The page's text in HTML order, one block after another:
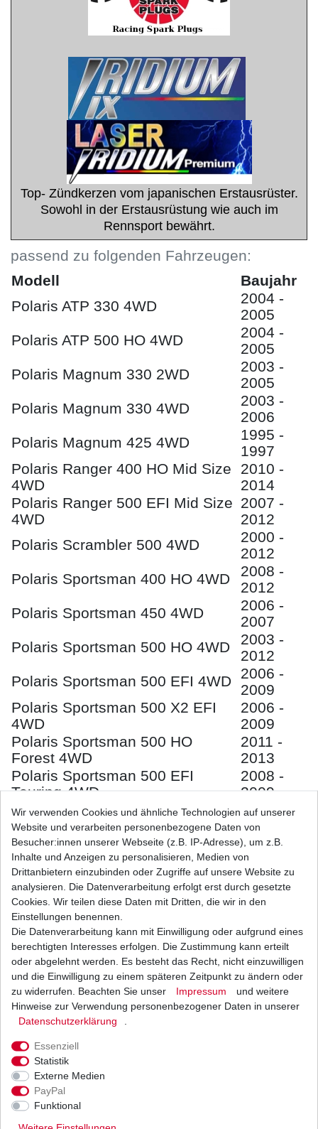
Top- Zündkerzen vom japanischen Erstausrüster.
Sowohl in der Erstausrüstung wie auch im
Rennsport bewährt.
passend zu folgenden Fahrzeugen:
Modell
Baujahr
Polaris ATP 330 4WD
2004 -
2005
Polaris ATP 500 HO 4WD
2004 -
2005
Polaris Magnum 330 2WD
2003 -
2005
Polaris Magnum 330 4WD
2003 -
2006
Polaris Magnum 425 4WD
1995 -
1997
Polaris Ranger 400 HO Mid Size
4WD
2010 -
2014
Polaris Ranger 500 EFI Mid Size
4WD
2007 -
2012
Polaris Scrambler 500 4WD
2000 -
2012
Polaris Sportsman 400 HO 4WD
2008 -
2012
Polaris Sportsman 450 4WD
2006 -
2007
Polaris Sportsman 500 HO 4WD
2003 -
2012
Polaris Sportsman 500 EFI 4WD
2006 -
2009
Polaris Sportsman 500 X2 EFI
4WD
2006 -
2009
Polaris Sportsman 500 HO
Forest 4WD
2011 -
2013
Polaris Sportsman 500 EFI
Touring 4WD
2008 -
2009
Polaris Sportsman 500 HO
Touring 4WD
2010 -
2012
Polaris Sportsman 550 XP 4WD
2009
Polaris Sportsman 550 4WD
2010 -
2012
Polaris Sportsman 550 X2 4WD
2010 -
Polaris Sportsman 550 XP EPS
4WD
2009
Polaris Sportsman 550 EPS 4WD 2010 -
2012
Polaris Sportsman 550 Forest
EPS 4WD
2012 -
2013
Polaris Sportsman 550 Touring
EPS 4WD
Polaris Trail Blazer 330 2WD
Polaris Trail Boss 250 4WD
Wir verwenden Cookies und ähnliche Technologien auf unserer
Website und verarbeiten personenbezogene Daten von
Besucher:innen unserer Webseite (z.B. IP-Adresse), um z.B.
Inhalte und Anzeigen zu personalisieren, Medien von
Drittanbietern einzubinden oder Zugriffe auf unsere Website zu
analysieren. Die Datenverarbeitung erfolgt erst durch gesetzte
Cookies. Wir teilen diese Daten mit Dritten, die wir in den
Einstellungen benennen.
Die Datenverarbeitung kann mit Einwilligung oder aufgrund eines
berechtigten Interesses erfolgen. Die Zustimmung kann erteilt
oder abgelehnt werden. Es besteht das Recht, nicht einzuwilligen
und die Einwilligung zu einem späteren Zeitpunkt zu ändern oder
zu widerrufen. Beachten Sie unser
Impressum
und weitere
Hinweise zur Verwendung personenbezogener Daten in unserer
Daten­schutz­erklärung
Essenziell
Statistik
Externe Medien
PayPal
Funktional